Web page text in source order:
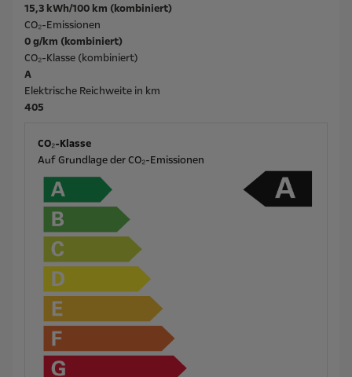
15,3 kWh/100 km (kombiniert)
CO₂-Emissionen
0 g/km (kombiniert)
CO₂-Klasse (kombiniert)
A
Elektrische Reichweite in km
405
CO₂-Klasse
Auf Grundlage der CO₂-Emissionen